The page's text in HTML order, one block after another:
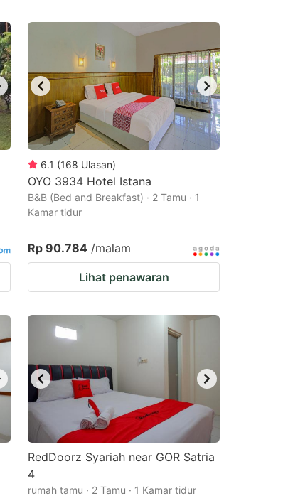
6.1 (168 Ulasan)
OYO 3934 Hotel Istana
B&B (Bed and Breakfast) · 2 Tamu · 1
Kamar tidur
Rp 90.784 /malam
Lihat penawaran
RedDoorz Syariah near GOR Satria
4
rumah tamu · 2 Tamu · 1 Kamar tidur